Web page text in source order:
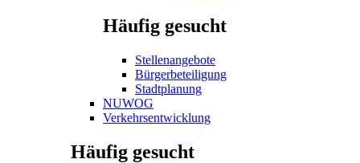
Häufig gesucht
Stellenangebote
Bürgerbeteiligung
Stadtplanung
NUWOG
Verkehrsentwicklung
Häufig gesucht